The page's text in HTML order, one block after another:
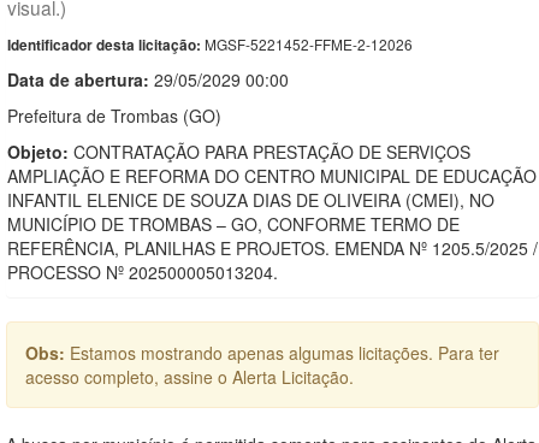
visual.)
Identificador desta licitação: MGSF-5221452-FFME-2-12026
Data de abertura: 29/05/2029 00:00
Prefeitura de Trombas (GO)
Objeto: CONTRATAÇÃO PARA PRESTAÇÃO DE SERVIÇOS
AMPLIAÇÃO E REFORMA DO CENTRO MUNICIPAL DE EDUCAÇÃO
INFANTIL ELENICE DE SOUZA DIAS DE OLIVEIRA (CMEI), NO
MUNICÍPIO DE TROMBAS – GO, CONFORME TERMO DE
REFERÊNCIA, PLANILHAS E PROJETOS. EMENDA Nº 1205.5/2025 /
PROCESSO Nº 202500005013204.
Obs: Estamos mostrando apenas algumas licitações. Para ter
acesso completo, assine o Alerta Licitação.